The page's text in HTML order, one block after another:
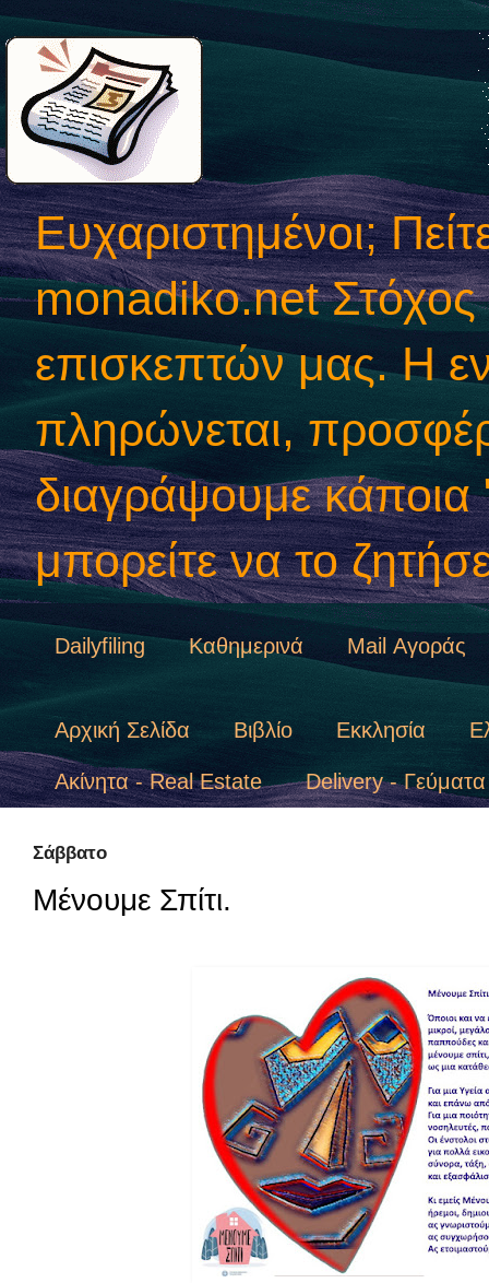
Ευχαριστημένοι;
monadiko.net
επισκεπτών μας. Η
πληρώνεται,
διαγράψουμε κάποια
μπορείτε να το
Dailyfiling Καθημερινά Mail Αγοράς
Αρχική Σελίδα Βιβλίο Εκκλησία
Ακίνητα - Real Estate Delivery - Γεύματα
Σάββατο
Μένουμε Σπίτι.